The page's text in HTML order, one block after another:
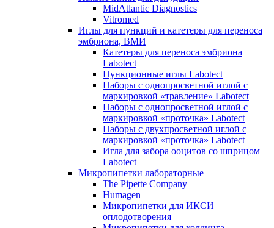
MidAtlantic Diagnostics
Vitromed
Иглы для пункций и катетеры для переноса
эмбриона, ВМИ
Катетеры для переноса эмбриона
Labotect
Пункционные иглы Labotect
Наборы с однопросветной иглой с
маркировкой «травление» Labotect
Наборы с однопросветной иглой с
маркировкой «проточка» Labotect
Наборы с двухпросветной иглой с
маркировкой «проточка» Labotect
Игла для забора ооцитов со шприцом
Labotect
Микропипетки лабораторные
The Pipette Company
Humagen
Микропипетки для ИКСИ
оплодотворения